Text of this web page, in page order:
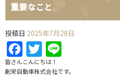
重要なこと
投稿日 2025年7月28日
Facebook
Twitter
皆さんこんにちは！
創栄自動車株式会社です。